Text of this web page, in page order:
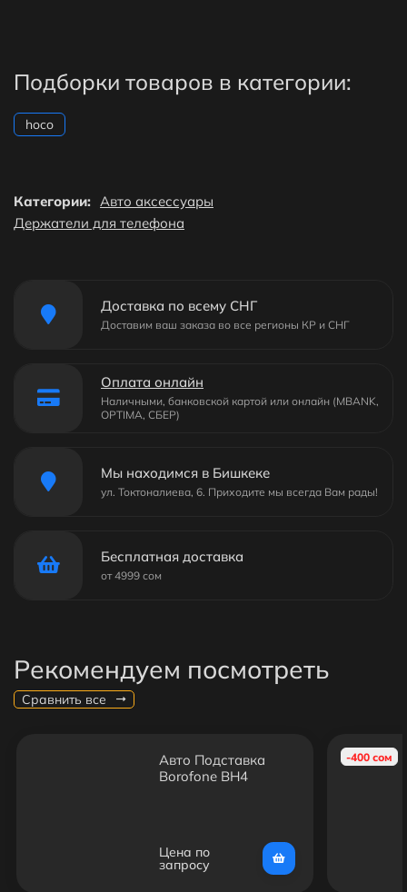
Подборки товаров в категории:
hoco
Категории: Авто аксессуары
Держатели для телефона
Доставка по всему СНГ
Доставим ваш заказа во все регионы КР и СНГ
Оплата онлайн
Наличными, банковской картой или онлайн (MBANK,
OPTIMA, СБЕР)
Мы находимся в Бишкеке
ул. Токтоналиева, 6. Приходите мы всегда Вам рады!
Бесплатная доставка
от 4999 сом
Рекомендуем посмотреть
Сравнить все
Авто Подставка
Borofone BH4
Цена по
запросу
-400 сом